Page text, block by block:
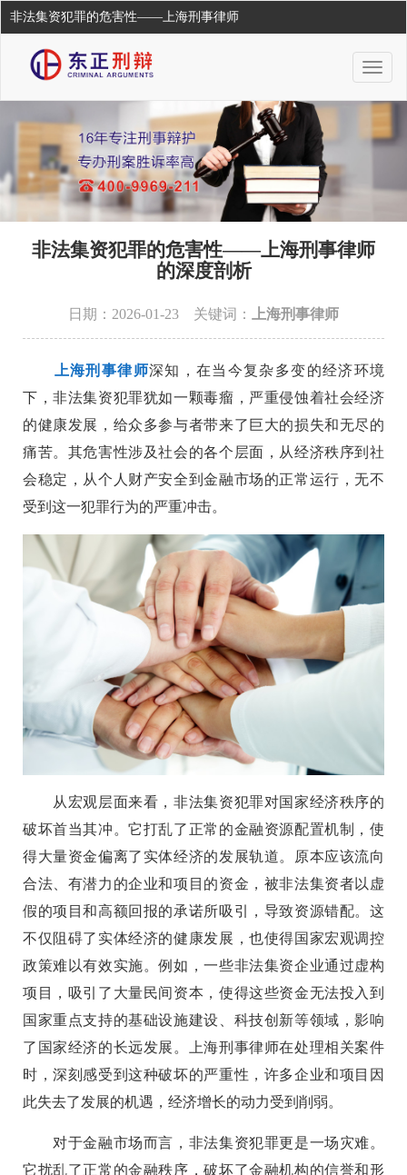
非法集资犯罪的危害性——上海刑事律师
非法集资犯罪的危害性——上海刑事律师
的深度剖析
日期：2026-01-23 关键词： 上海刑事律师
上海刑事律师深知，在当今复杂多变的经济环境
下，非法集资犯罪犹如一颗毒瘤，严重侵蚀着社会经济
的健康发展，给众多参与者带来了巨大的损失和无尽的
痛苦。其危害性涉及社会的各个层面，从经济秩序到社
会稳定，从个人财产安全到金融市场的正常运行，无不
受到这一犯罪行为的严重冲击。
从宏观层面来看，非法集资犯罪对国家经济秩序的
破坏首当其冲。它打乱了正常的金融资源配置机制，使
得大量资金偏离了实体经济的发展轨道。原本应该流向
合法、有潜力的企业和项目的资金，被非法集资者以虚
假的项目和高额回报的承诺所吸引，导致资源错配。这
不仅阻碍了实体经济的健康发展，也使得国家宏观调控
政策难以有效实施。例如，一些非法集资企业通过虚构
项目，吸引了大量民间资本，使得这些资金无法投入到
国家重点支持的基础设施建设、科技创新等领域，影响
了国家经济的长远发展。上海刑事律师在处理相关案件
时，深刻感受到这种破坏的严重性，许多企业和项目因
此失去了发展的机遇，经济增长的动力受到削弱。
对于金融市场而言，非法集资犯罪更是一场灾难。
它扰乱了正常的金融秩序，破坏了金融机构的信誉和形